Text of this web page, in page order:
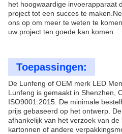
het hoogwaardige invoerapparaat
project tot een succes te
ons op om meer te weten te
uw project ten goede kan komen.
Toepassingen:
De Lunfeng of OEM merk LED
Lunfeng is gemaakt in Shenzhen,
ISO9001:2015. De minimale
prijs gebaseerd op het ontwerp.
afhankelijk van het verzoek van de
kartonnen of andere